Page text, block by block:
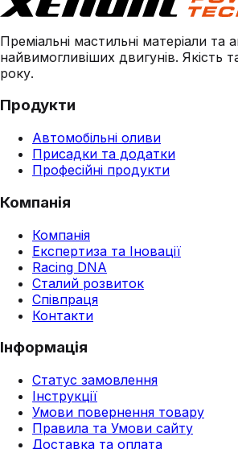
Преміальні мастильні матеріали та
найвимогливіших двигунів. Якість
року.
Продукти
Автомобільні оливи
Присадки та додатки
Професійні продукти
Компанія
Компанія
Експертиза та Іновації
Racing DNA
Сталий розвиток
Співпраця
Контакти
Інформація
Статус замовлення
Інструкції
Умови повернення товару
Правила та Умови сайту
Доставка та оплата